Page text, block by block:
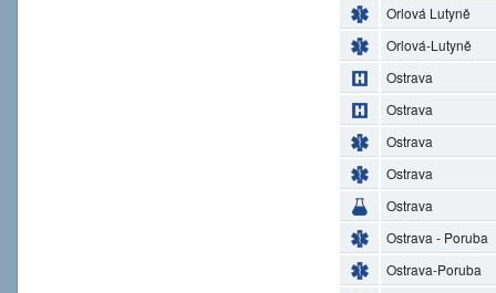
Orlová Lutyně
Orlová-Lutyně
Ostrava
Ostrava
Ostrava
Ostrava
Ostrava
Ostrava - Poruba
Ostrava-Poruba